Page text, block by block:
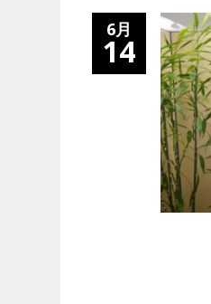
6月
14